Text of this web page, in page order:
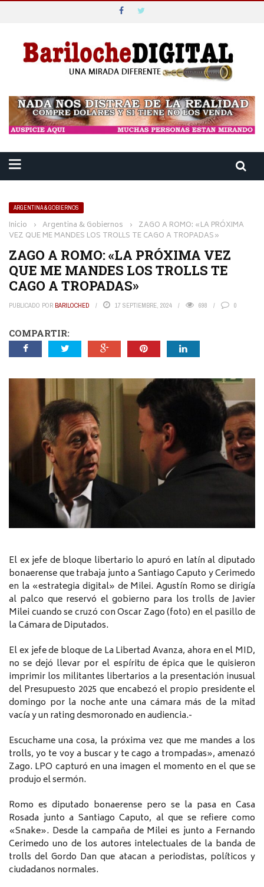
ARGENTINA & GOBIERNOS
Inicio › Argentina & Gobiernos › ZAGO A ROMO: «LA PRÓXIMA
VEZ QUE ME MANDES LOS TROLLS TE CAGO A TROPADAS»
ZAGO A ROMO: «LA PRÓXIMA VEZ
QUE ME MANDES LOS TROLLS TE
CAGO A TROPADAS»
PUBLICADO POR BARILOCHED 17 SEPTIEMBRE, 2024 698 0
COMPARTIR:
El ex jefe de bloque libertario lo apuró en latín al diputado
bonaerense que trabaja junto a Santiago Caputo y Cerimedo
en la «estrategia digital» de Milei. Agustín Romo se dirigía
al palco que reservó el gobierno para los trolls de Javier
Milei cuando se cruzó con Oscar Zago (foto) en el pasillo de
la Cámara de Diputados.
El ex jefe de bloque de La Libertad Avanza, ahora en el MID,
no se dejó llevar por el espíritu de épica que le quisieron
imprimir los militantes libertarios a la presentación inusual
del Presupuesto 2025 que encabezó el propio presidente el
domingo por la noche ante una cámara más de la mitad
vacía y un rating desmoronado en audiencia.-
Escuchame una cosa, la próxima vez que me mandes a los
trolls, yo te voy a buscar y te cago a trompadas», amenazó
Zago. LPO capturó en una imagen el momento en el que se
produjo el sermón.
Romo es diputado bonaerense pero se la pasa en Casa
Rosada junto a Santiago Caputo, al que se refiere como
«Snake». Desde la campaña de Milei es junto a Fernando
Cerimedo uno de los autores intelectuales de la banda de
trolls del Gordo Dan que atacan a periodistas, políticos y
ciudadanos normales.